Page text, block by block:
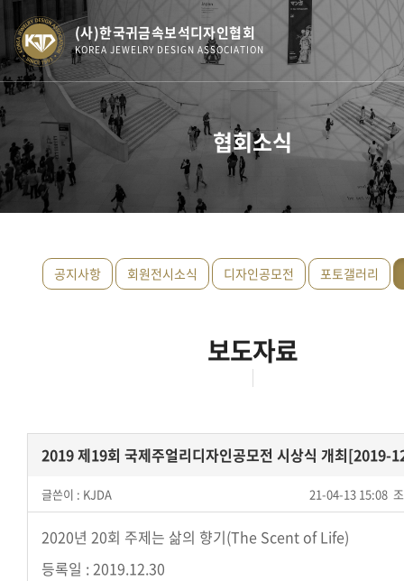
(사)한국귀금속보석디자인협회
KOREA JEWELRY DESIGN ASSOCIATION
협회소식
공지사항 회원전시소식 디자인공모전 포토갤러리
보도자료
2019 제19회 국제주얼리디자인공모전 시상식 개최[2019-
글쓴이 : KJDA 21-04-13 15:08
​2020년 20회 주제는 삶의 향기(The Scent of Life)
등록일 : 2019.12.30